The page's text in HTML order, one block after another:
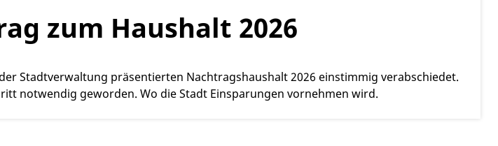
zum Haushalt 2026
Stadtverwaltung präsentierten Nachtragshaushalt 2026 einstimmig verabschiedet.
notwendig geworden. Wo die Stadt Einsparungen vornehmen wird.